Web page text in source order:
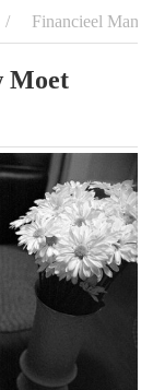
Financieel
Moet